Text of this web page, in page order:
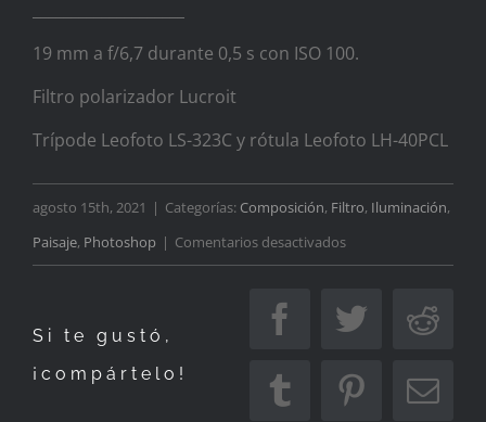
19 mm a f/6,7 durante 0,5 s con ISO 100.
Filtro polarizador Lucroit
Trípode Leofoto LS-323C y rótula Leofoto LH-40PCL
agosto 15th, 2021 | Categorías: Composición, Filtro, Iluminación,
Paisaje, Photoshop | Comentarios desactivadosen
refrescarnos
Si te gustó,
¡compártelo!
FacebookTwitter
TumblrPinterest